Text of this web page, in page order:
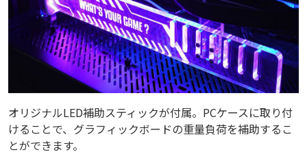
オリジナルLED補助スティックが付属。PCケースに取り付
けることで、グラフィックボードの重量負荷を補助するこ
とができます。